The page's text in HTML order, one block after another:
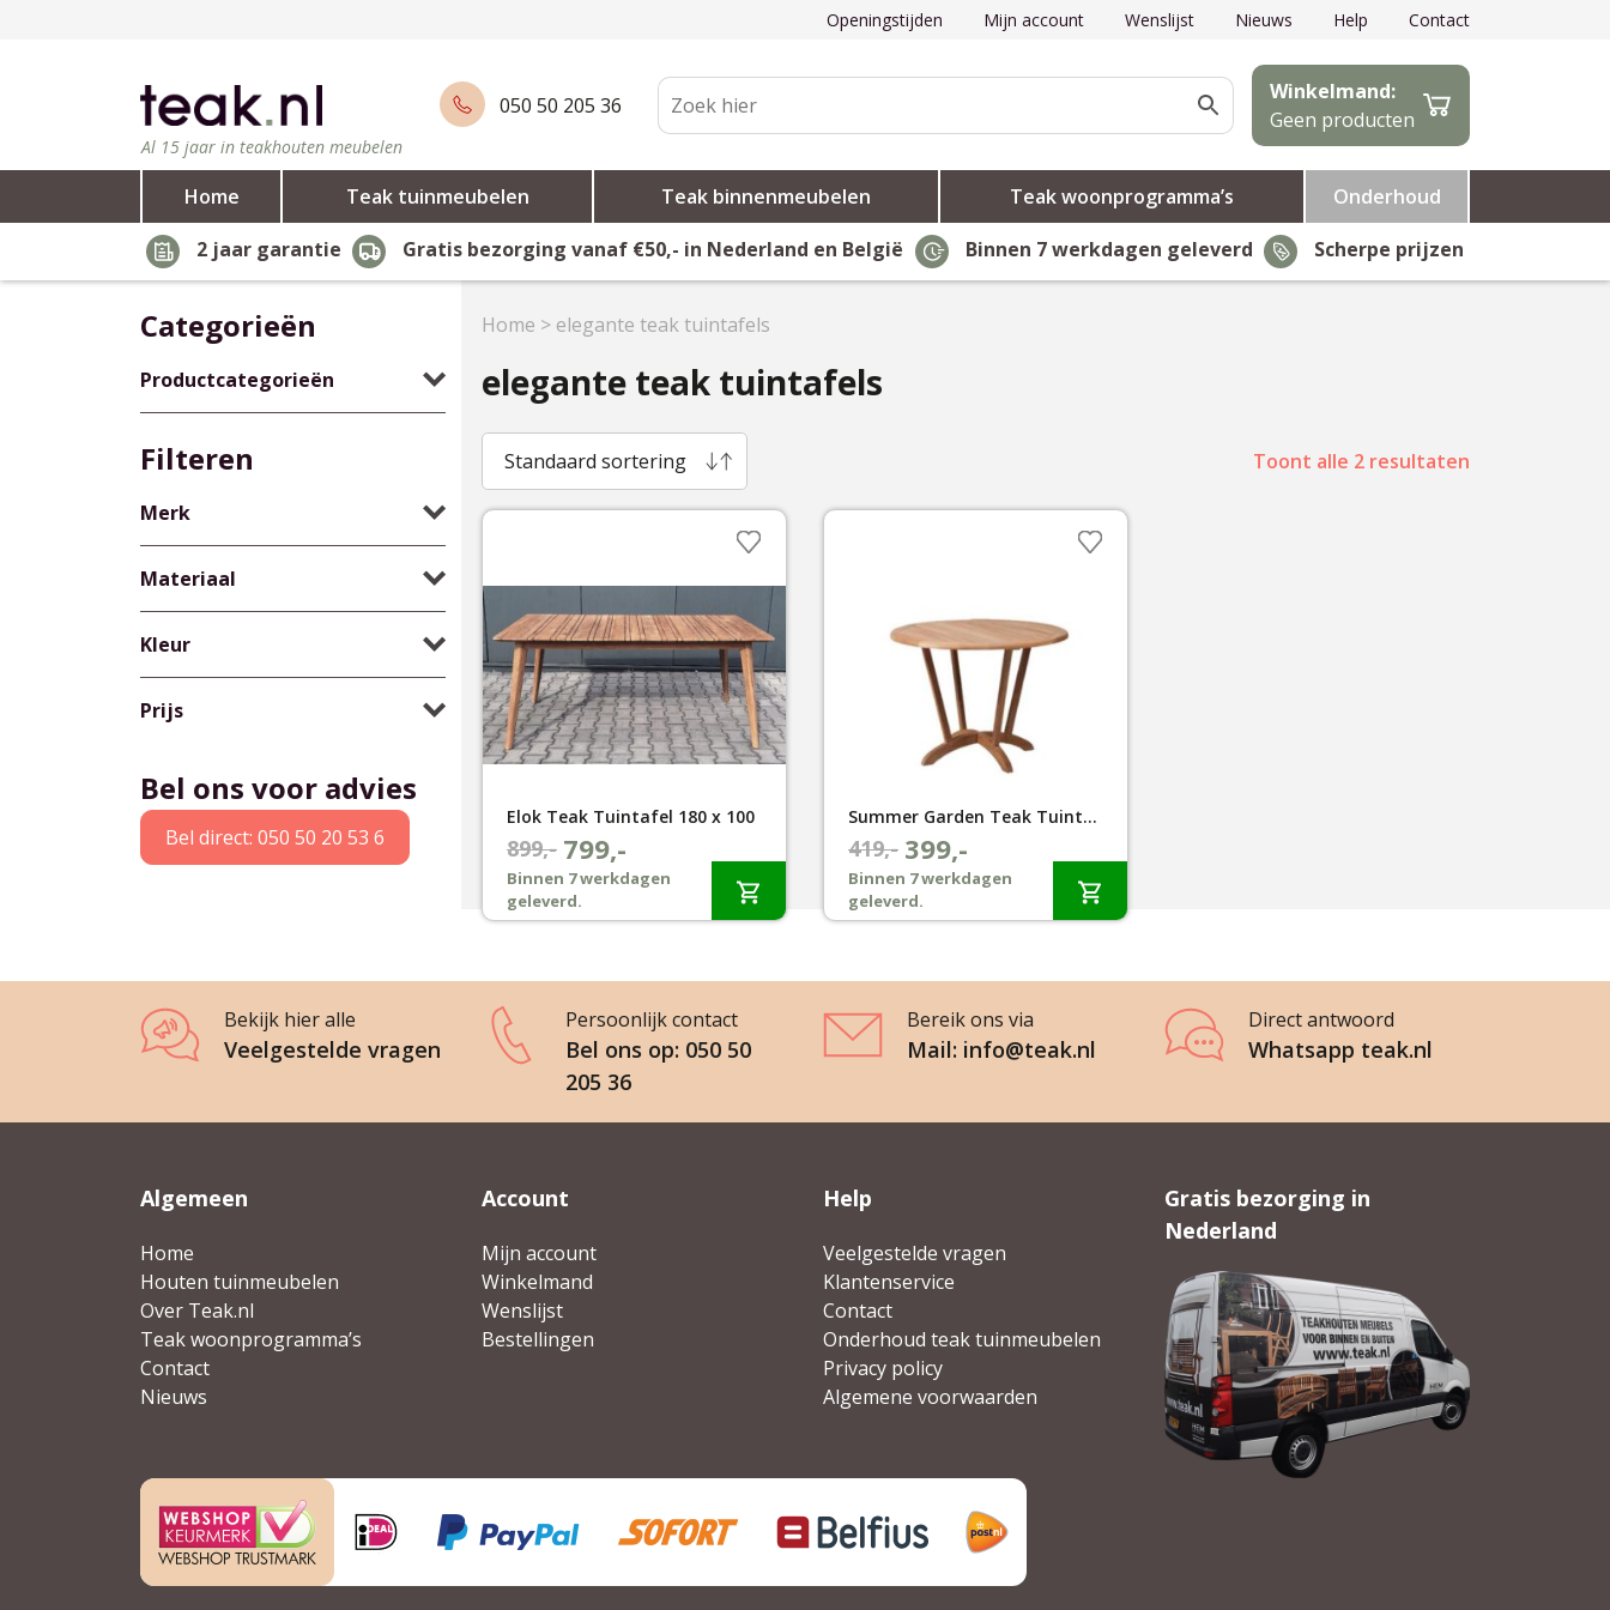
Openingstijden Mijn account Wenslijst Nieuws Help Contact
Al 15 jaar in teakhouten meubelen
050 50 205 36
Winkelmand:
Geen producten
Home Teak tuinmeubelen Teak binnenmeubelen Teak woonprogramma’s
Onderhoud
2 jaar garantie
Gratis bezorging vanaf €50,- in Nederland en België Binnen 7 werkdagen geleverd Scherpe prijzen
Categorieën
Productcategorieën
Filteren
Merk
Materiaal
Kleur
Prijs
Bel ons voor advies
Bel direct: 050 50 20 53 6
Home > elegante teak tuintafels
elegante teak tuintafels
Standaard sortering Toont alle 2 resultaten
Elok Teak Tuintafel 180 x 100
899,-
Oorspronkelijke
prijs
was:
799,-
Huidige
prijs
is:
Binnen 7 werkdagen
geleverd.
Summer Garden Teak Tuintafel Amazone Ø 90cm
419,-
Oorspronkelijke
prijs
was:
399,-
Huidige
prijs
is:
Binnen 7 werkdagen
geleverd.
Bekijk hier alle
Veelgestelde vragen
Persoonlijk contact
Bel ons op: 050 50
205 36
Bereik ons via
Mail: info@teak.nl
Direct antwoord
Whatsapp teak.nl
Algemeen
Home
Houten tuinmeubelen
Over Teak.nl
Teak woonprogramma’s
Contact
Nieuws
Account
Mijn account
Winkelmand
Wenslijst
Bestellingen
Help
Veelgestelde vragen
Klantenservice
Contact
Onderhoud teak tuinmeubelen
Privacy policy
Algemene voorwaarden
Gratis bezorging in
Nederland